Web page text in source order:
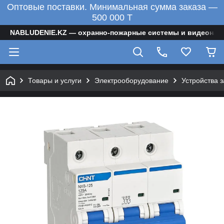
Оптовые поставки. Минимальная сумма заказа —
500 000 T
NABLUDENIE.KZ — охранно-пожарные системы и
Товары и услуги Электрооборудование Устройства